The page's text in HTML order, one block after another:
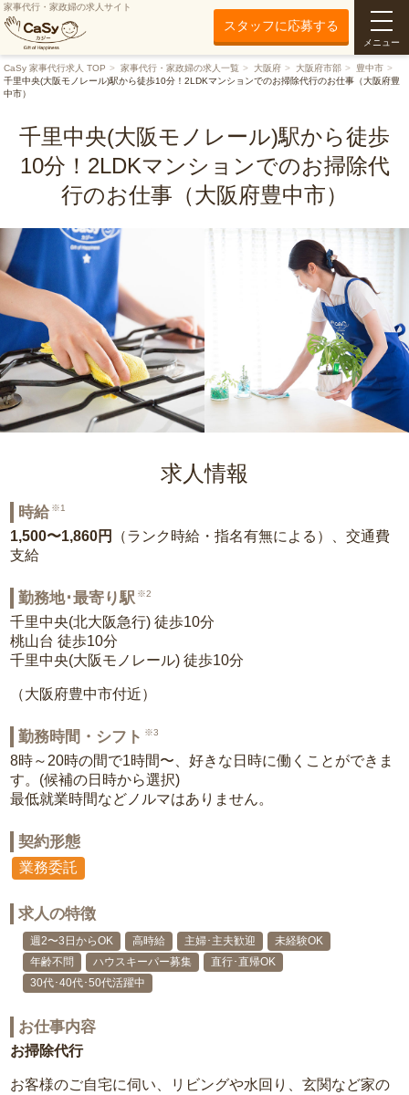
家事代行・家政婦の求人サイト
スタッフに応募する
メニュー
CaSy 家事代行求人 TOP 家事代行・家政婦の求人一覧 大阪府 大阪府市部
豊中市
千里中央(大阪モノレール)駅から徒歩10分！2LDKマンションでのお掃除代行のお仕事（大阪府豊
中市）
千里中央(大阪モノレール)駅から徒歩
10分！2LDKマンションでのお掃除代
行のお仕事（大阪府豊中市）
求人情報
時給 ※1
1,500〜1,860円
（ランク時給・指名有無による）、交通費
支給
勤務地･最寄り駅 ※2
千里中央(北大阪急行) 徒歩10分
桃山台 徒歩10分
千里中央(大阪モノレール) 徒歩10分
（大阪府豊中市付近）
勤務時間・シフト ※3
8時～20時の間で1時間〜、好きな日時に働くことができま
す。(候補の日時から選択)
最低就業時間などノルマはありません。
契約形態
業務委託
求人の特徴
週2〜3日からOK 高時給 主婦･主夫歓迎
未経験OK
年齢不問
ハウスキーパー募集
直行･直帰OK
30代･40代･50代活躍中
お仕事内容
お掃除代行
お客様のご自宅に伺い、リビングや水回り、玄関など家の